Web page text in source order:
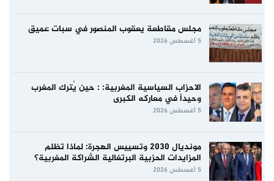
مجلس مقاطعة يعقوب المنصور في سبات عميق
5 أغسطس 2026
الاحزاب السياسية المغربية: : حين يُترك المغرب
وحيداً في معاركه الكبرى
5 أغسطس 2026
مونديال 2030 وتسييس الهجرة: لماذا تظلم
المزايدات الحزبية البرتغالية الشراكة المغربية؟
5 أغسطس 2026